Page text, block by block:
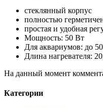
стеклянный корпус
полностью
простая и удобная
Мощность: 50 Вт
Для аквариумов: до
Длина нагревателя:
На данный момент
Категории